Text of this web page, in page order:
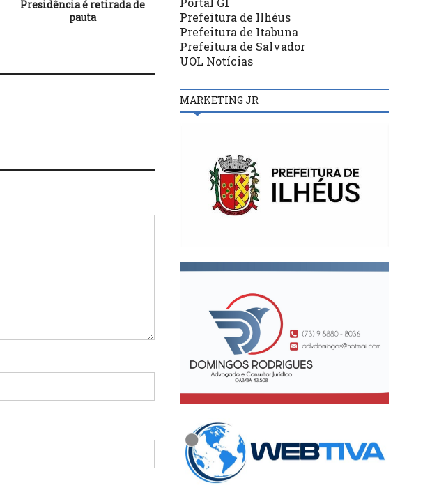
Presidência é retirada de
pauta
ILHÉUS APÓS CASSAÇÃO DE
VEREADORES
Prefeitura de Ilhéus
Prefeitura de Itabuna
Prefeitura de Salvador
UOL Notícias
MARKETING JR